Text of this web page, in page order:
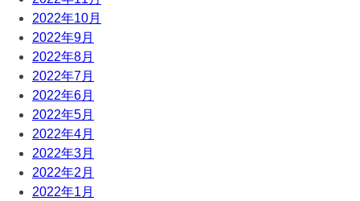
2022年10月
2022年9月
2022年8月
2022年7月
2022年6月
2022年5月
2022年4月
2022年3月
2022年2月
2022年1月